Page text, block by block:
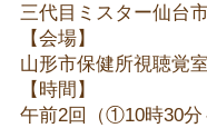
三代目ミスター仙台
【会場】
山形市保健所視聴覚室
【時間】
午前2回（①10時30分